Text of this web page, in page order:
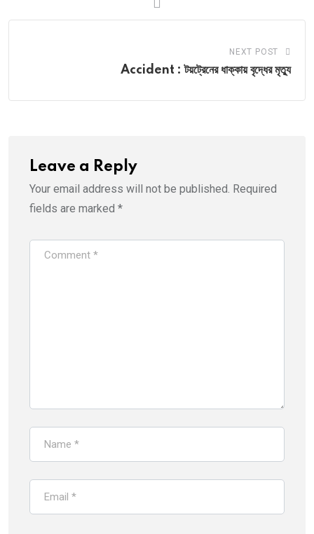
NEXT POST
Accident : টয়ট্রেনের ধাক্কায় বৃদ্ধের মৃত্যু
Leave a Reply
Your email address will not be published. Required
fields are marked *